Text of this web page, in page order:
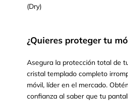
(Dry)
¿Quieres proteger tu
Asegura la protección total de
cristal templado completo
móvil, líder en el mercado.
confianza al saber que tu